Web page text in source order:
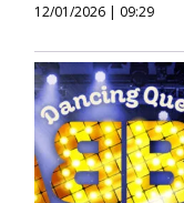
12/01/2026 | 09:29